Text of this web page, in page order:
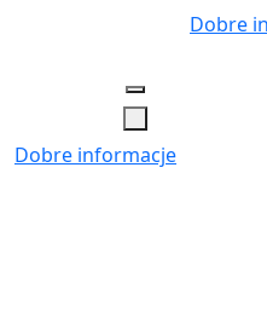
Dobre
Dobre informacje